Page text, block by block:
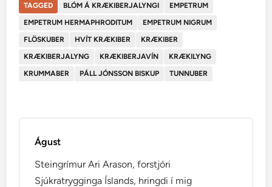
TAGGED BLÓM Á KRÆKIBERJALYNGI
EMPETRUM
EMPETRUM HERMAPHRODITUM
EMPETRUM NIGRUM
FLÖSKUBER
HVÍT KRÆKIBER
KRÆKIBER
KRÆKIBERJALYNG
KRÆKIBERJAVÍN
KRÆKILYNG
KRUMMABER
PÁLL JÓNSSON BISKUP TUNNUBER
Águst
Steingrímur Ari Arason, forstjóri
Sjúkratrygginga Íslands, hringdi í mig